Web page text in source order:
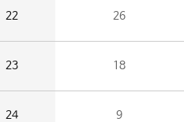
22 26
23 18
24 9